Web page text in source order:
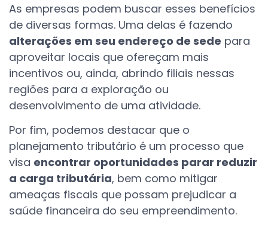
As empresas podem buscar esses benefícios
de diversas formas. Uma delas é fazendo
alterações em seu endereço de sede para
aproveitar locais que ofereçam mais
incentivos ou, ainda, abrindo filiais nessas
regiões para a exploração ou
desenvolvimento de uma atividade.
Por fim, podemos destacar que o
planejamento tributário é um processo que
visa encontrar oportunidades parar reduzir
a carga tributária, bem como mitigar
ameaças fiscais que possam prejudicar a
saúde financeira do seu empreendimento.